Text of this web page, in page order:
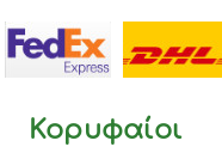
Κορυφαίοι